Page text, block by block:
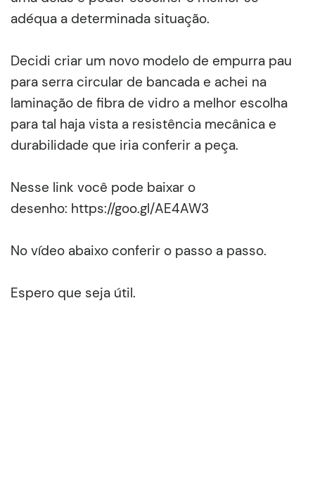
adéqua a determinada situação.
Decidi criar um novo modelo de empurra pau
para serra circular de bancada e achei na
laminação de fibra de vidro a melhor escolha
para tal haja vista a resistência mecânica e
durabilidade que iria conferir a peça.
Nesse link você pode baixar o
desenho: https://goo.gl/AE4AW3
No vídeo abaixo conferir o passo a passo.
Espero que seja útil.